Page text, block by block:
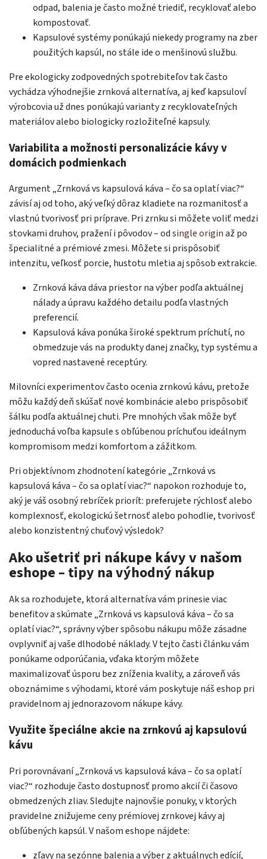
odpad, balenia je často možné triediť, recyklovať alebo
kompostovať.
Kapsulové systémy ponúkajú niekedy programy na zber
použitých kapsúl, no stále ide o menšinovú službu.
Pre ekologicky zodpovedných spotrebiteľov tak často
vychádza výhodnejšie zrnková alternatíva, aj keď kapsuloví
výrobcovia už dnes ponúkajú varianty z recyklovateľných
materiálov alebo biologicky rozložiteľné kapsuly.
Variabilita a možnosti personalizácie kávy v
domácich podmienkach
Argument „Zrnková vs kapsulová káva – čo sa oplatí viac?“
závisí aj od toho, aký veľký dôraz kladiete na rozmanitosť a
vlastnú tvorivosť pri príprave. Pri zrnku si môžete voliť medzi
stovkami druhov, pražení i pôvodov – odsingle originaž po
špecialitné a prémiové zmesi. Môžete si prispôsobiť
intenzitu, veľkosť porcie, hustotu mletia aj spôsob extrakcie.
Zrnková káva dáva priestor na výber podľa aktuálnej
nálady a úpravu každého detailu podľa vlastných
preferencií.
Kapsulová káva ponúka široké spektrum príchutí, no
obmedzuje vás na produkty danej značky, typ systému a
vopred nastavené receptúry.
Milovníci experimentov často ocenia zrnkovú kávu, pretože
môžu každý deň skúšať nové kombinácie alebo prispôsobiť
šálku podľa aktuálnej chuti. Pre mnohých však môže byť
jednoduchá voľba kapsule s obľúbenou príchuťou ideálnym
kompromisom medzi komfortom a zážitkom.
Pri objektívnom zhodnotení kategórie „Zrnková vs
kapsulová káva – čo sa oplatí viac?“ napokon rozhoduje to,
aký je váš osobný rebríček priorít: preferujete rýchlosť alebo
komplexnosť, ekologickú šetrnosť alebo pohodlie, tvorivosť
alebo konzistentný chuťový výsledok?
Ako ušetriť pri nákupe kávy v našom
eshope – tipy na výhodný nákup
Ak sa rozhodujete, ktorá alternatíva vám prinesie viac
benefitov a skúmate „Zrnková vs kapsulová káva – čo sa
oplatí viac?“, správny výber spôsobu nákupu môže zásadne
ovplyvniť aj vaše dlhodobé náklady. V tejto časti článku vám
ponúkame odporúčania, vďaka ktorým môžete
maximalizovať úsporu bez zníženia kvality, a zároveň vás
oboznámime s výhodami, ktoré vám poskytuje náš eshop pri
pravidelnom aj jednorazovom nákupe kávy.
Využite špeciálne akcie na zrnkovú aj kapsulovú
kávu
Pri porovnávaní „Zrnková vs kapsulová káva – čo sa oplatí
viac?“ rozhoduje často dostupnosť promo akcií či časovo
obmedzených zliav. Sledujte najnovšie ponuky, v ktorých
pravidelne znižujeme ceny prémiovej zrnkovej kávy aj
obľúbených kapsúl. V našom eshope nájdete:
zľavy na sezónne balenia a výber z aktuálnych edícií,